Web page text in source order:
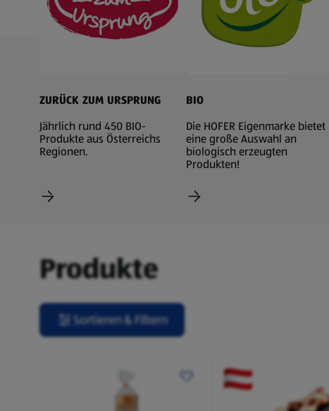
ZURÜCK ZUM URSPRUNG
Jährlich rund 450 BIO-
Produkte aus Österreichs
Regionen.
BIO
Die HOFER Eigenmarke bietet
eine große Auswahl an
biologisch erzeugten
Produkten!
Produkte
Sortieren & Filtern